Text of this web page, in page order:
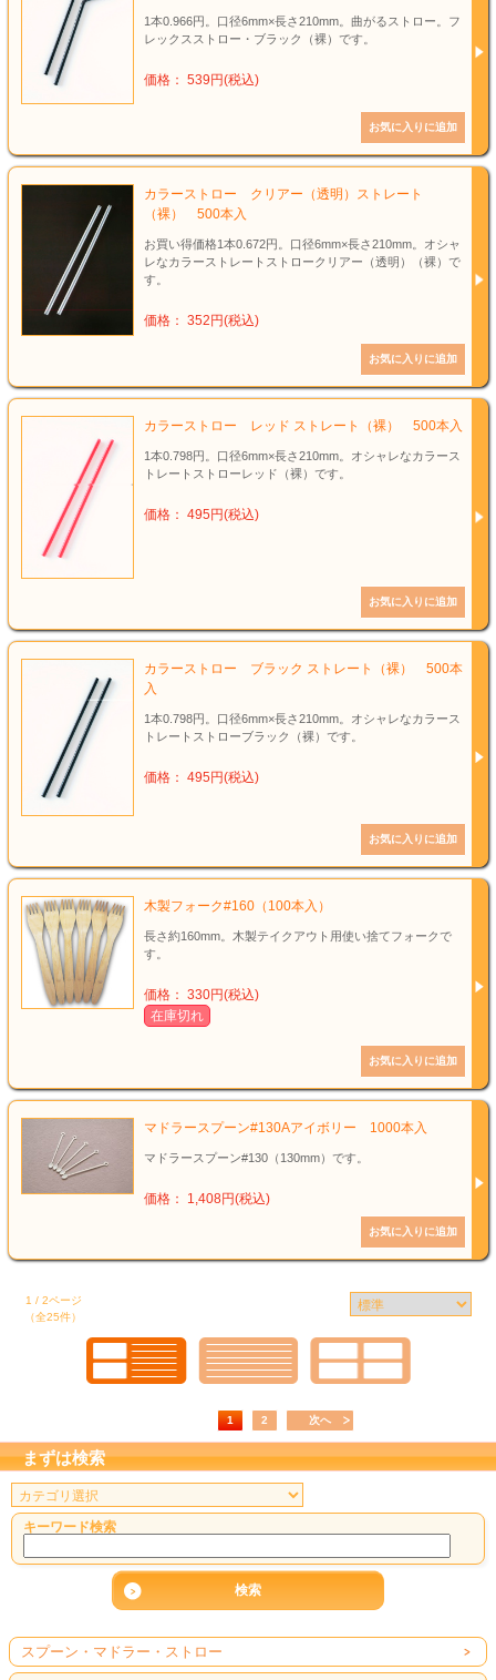
1本0.966円。口径6mm×長さ210mm。曲がるストロー。フ
レックスストロー・ブラック（裸）です。
価格： 539円(税込)
カラーストロー クリアー（透明）ストレート
（裸） 500本入
お買い得価格1本0.672円。口径6mm×長さ210mm。オシャ
レなカラーストレートストロークリアー（透明）（裸）で
す。
価格： 352円(税込)
カラーストロー レッド ストレート（裸） 500本入
1本0.798円。口径6mm×長さ210mm。オシャレなカラース
トレートストローレッド（裸）です。
価格： 495円(税込)
カラーストロー ブラック ストレート（裸） 500本
入
1本0.798円。口径6mm×長さ210mm。オシャレなカラース
トレートストローブラック（裸）です。
価格： 495円(税込)
木製フォーク#160（100本入）
長さ約160mm。木製テイクアウト用使い捨てフォークで
す。
価格： 330円(税込)
在庫切れ
マドラースプーン#130Aアイボリー 1000本入
マドラースプーン#130（130mm）です。
価格： 1,408円(税込)
1 / 2ページ
（全25件）
1 2 次へ
まずは検索
キーワード検索
スプーン・マドラー・ストロー